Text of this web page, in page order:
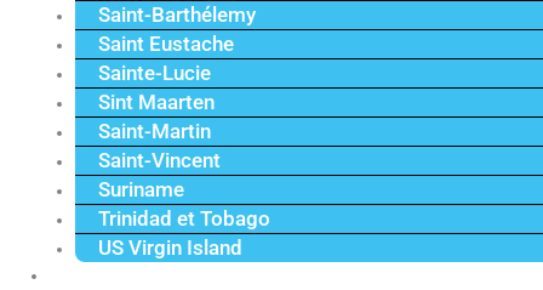
Saint-Barthélemy
Saint Eustache
Sainte-Lucie
Sint Maarten
Saint-Martin
Saint-Vincent
Suriname
Trinidad et Tobago
US Virgin Island